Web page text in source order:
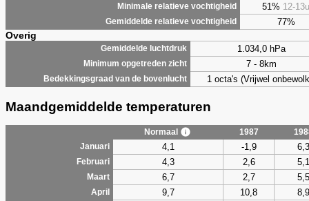
Minimale relatieve vochtigheid 51% 12-13u
Gemiddelde relatieve vochtigheid 77%
Overig
Gemiddelde luchtdruk 1.034,0 hPa
Minimum opgetreden zicht 7 - 8km
Bedekkingsgraad van de bovenlucht 1 octa's (Vrijwel
Maandgemiddelde temperaturen
Normaal 1987
Januari
4,1 -1,9 6,3
Februari 4,3 2,6 5,1
Maart 6,7 2,7 5,5
April 9,7 10,8 8,9